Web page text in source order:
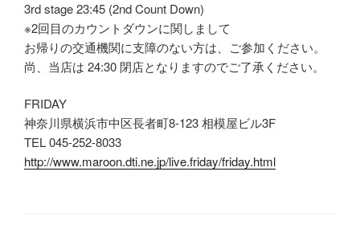
3rd stage 23:45 (2nd Count Down)
※2回目のカウントダウンに関しまして
お帰りの交通機関に支障のない方は、ご参加ください。
尚、当店は 24:30 閉店となりますのでご了承ください。
FRIDAY
神奈川県横浜市中区長者町8-123 相模屋ビル3F
TEL 045-252-8033
http://www.maroon.dti.ne.jp/live.friday/friday.html